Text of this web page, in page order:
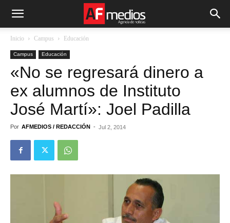
Inicio Campus Educación
Campus Educación
«No se regresará dinero a
ex alumnos de Instituto
José Martí»: Joel Padilla
Por AFMEDIOS / REDACCIÓN - Jul 2, 2014